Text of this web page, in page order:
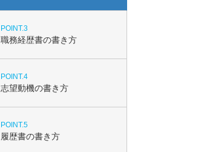
POINT.3
職務経歴書の書き方
POINT.4
志望動機の書き方
POINT.5
履歴書の書き方